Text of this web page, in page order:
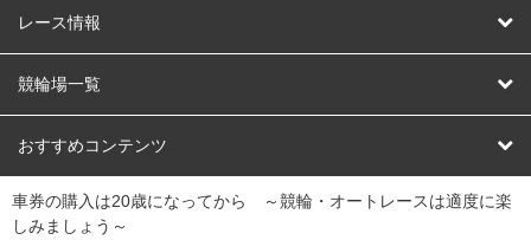
競輪
オートレース
競輪くじ
Dokanto!
レース情報
レース予想
レース結果
キャリーオーバー一覧
競輪場一覧
北日本 函館競輪場
関
東
弥彦競輪場 前橋競輪場 取手競輪場 宇都宮競輪場
おすすめコンテンツ
競輪選手情報
車券の購入は20歳になってから ～競輪・オートレースは適度に楽
しみましょう～